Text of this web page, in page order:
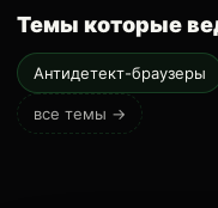
Темы которые
Антидетект-браузеры
все темы →